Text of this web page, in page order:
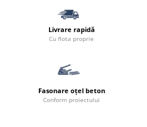
Livrare rapidă
Cu flota proprie
Fasonare oțel beton
Conform proiectului